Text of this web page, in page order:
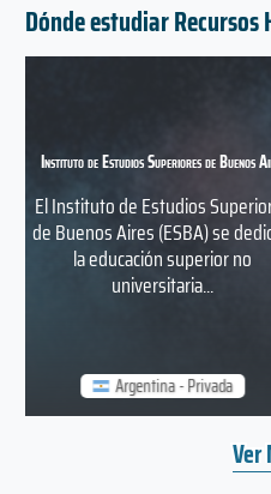
Dónde estudiar Recursos
Argentina - Privada
Instituto de Estudios Superiores de Buenos
El Instituto de Estudios
de Buenos Aires (ESBA) se
la educación superior no
universitaria...
Ver